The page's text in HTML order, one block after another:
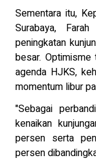
Sementara itu,
Surabaya,
peningkatan
besar. Optimisme
agenda HJKS,
momentum libur
"Sebagai
kenaikan
persen serta
persen